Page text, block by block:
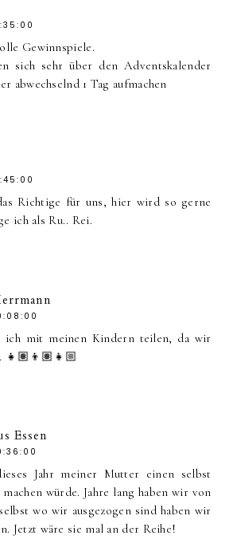
Gewinnspiele.
sich sehr über den Adventskalender
abwechselnd 1 Tag aufmachen
Richtige für uns, hier wird so gerne
ich als Ru.. Rei.
ich mit meinen Kindern teilen, da wir
👧🏽👦🏽👧🏼
Essen
Jahr meiner Mutter einen selbst
würde. Jahre lang haben wir von
wo wir ausgezogen sind haben wir
Jetzt wäre sie mal an der Reihe!